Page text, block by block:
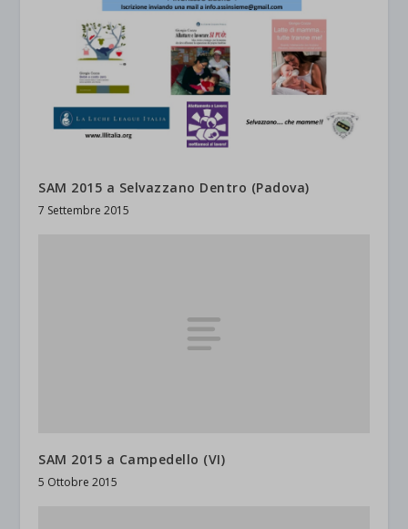
SAM 2015 a Selvazzano Dentro (Padova)
7 Settembre 2015
SAM 2015 a Campedello (VI)
5 Ottobre 2015